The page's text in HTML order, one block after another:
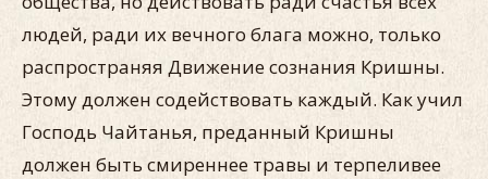
людей, ради их вечного блага можно, только
распространяя Движение сознания Кришны.
Этому должен содействовать каждый. Как учил
Господь Чайтанья, преданный Кришны
должен быть смиреннее травы и терпеливее